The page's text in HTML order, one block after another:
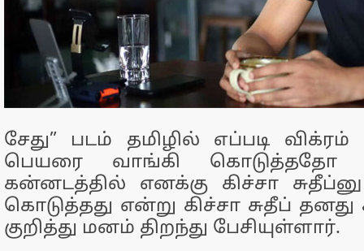
சேது” படம் தமிழில் எப்படி விக்ரம்
பெயரை வாங்கி கொடுத்ததோ
கன்னடத்தில் எனக்கு கிச்சா
கொடுத்தது என்று கிச்சா சுதீப்
குறித்து மனம் திறந்து பேசியுள்ளார்.